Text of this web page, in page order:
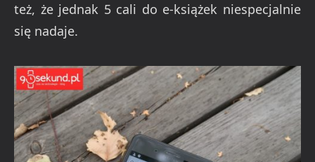
też, że jednak 5 cali do e-książek niespecjalnie
się nadaje.